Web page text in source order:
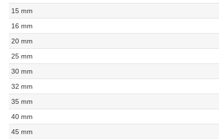
15 mm
16 mm
20 mm
25 mm
30 mm
32 mm
35 mm
40 mm
45 mm